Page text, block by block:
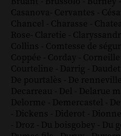
Casanova- Cervantes -
Chancel - Charasse -
Rose- Claretie -
Collins - Comtesse de ségur
Coppée - Corday - Corneille
Courteline - Darrig - Daudet
De pourtalès - De renneville
Decarreau - Del - Delarue
Delorme - Demercastel -
- Dickens - Diderot - Dionne
- Droz - Du boisgobey - Du